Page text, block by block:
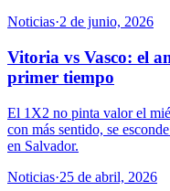
Noticias·2 de junio, 2026
Vitoria vs Vasco: el
primer tiempo
El 1X2 no pinta valor el
con más sentido, se
en Salvador.
Noticias·25 de abril, 2026